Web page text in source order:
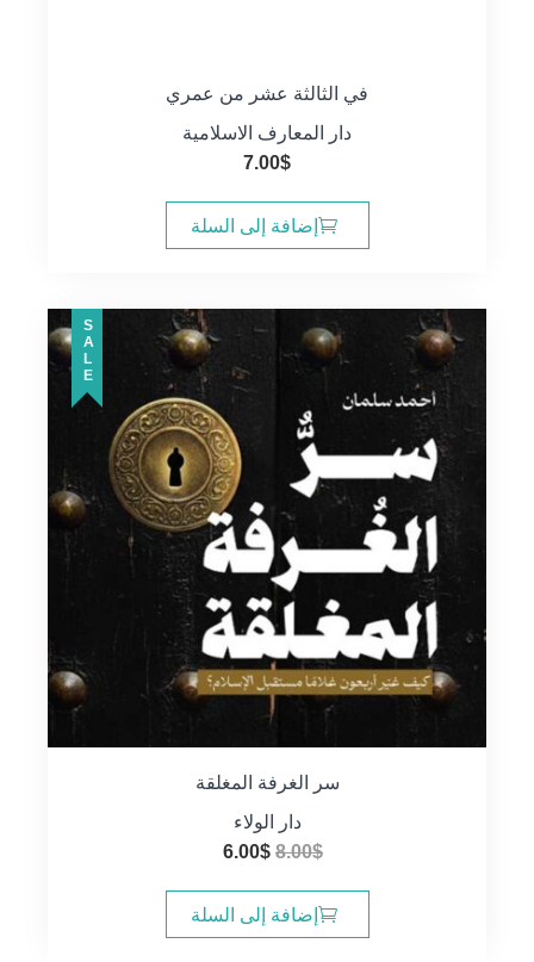
في الثالثة عشر من عمري
دار المعارف الاسلامية
7.00$
إضافة إلى السلة
SALE
سر الغرفة المغلقة
دار الولاء
8.00$
السعر
هو:
8.00$.
6.00$
هو:
6.00$.
إضافة إلى السلة